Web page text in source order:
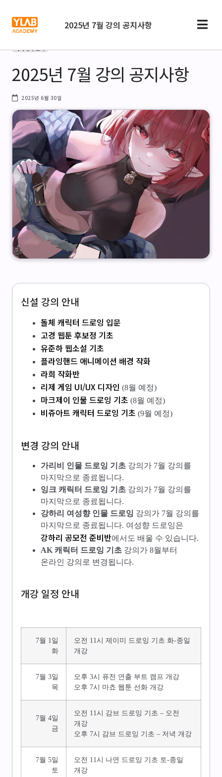
2025년 7월 강의 공지사항
아카데미 소식
2025년 7월 강의 공지사항
2025년 6월 30일
신설 강의 안내
돌체 캐릭터 드로잉 입문
고경 웹툰 후보정 기초
유준하 웹소설 기초
플라잉핸드 애니메이션 배경 작화
라희 작화반
리제 게임 UI/UX 디자인 (8월 예정)
마크제이 인물 드로잉 기초 (8월 예정)
비쥬아트 캐릭터 드로잉 기초 (9월 예정)
변경 강의 안내
가리비 인물 드로잉 기초강의가 7월 강의를
마지막으로 종료됩니다.
잉크 캐릭터 드로잉 기초강의가 7월 강의를
마지막으로 종료됩니다.
강하리 여성향 인물 드로잉 강의가 7월 강의를
마지막으로 종료됩니다. 여성향 드로잉은
강하리 공모전 준비반에서도 배울 수 있습니다.
AK 캐릭터 드로잉 기초강의가 8월부터
온라인 강의로 변경됩니다.
개강 일정 안내
7월 1일
화
오전 11시 제이미 드로잉 기초 화-종일
개강
7월 3일
목
오후 3시 퓨전 연출 부트 캠프 개강
오후 7시 마쵸 웹툰 선화 개강
7월 4일
금
오전 11시 감브 드로잉 기초 – 오전
개강
오후 7시 감브 드로잉 기초 – 저녁 개강
7월 5일
토
오전 11시 나연 드로잉 기초 토-종일
개강